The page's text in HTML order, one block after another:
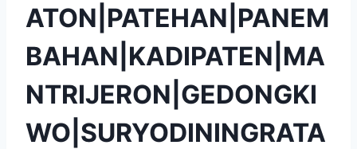
ATON|PATEHAN|PANEM
BAHAN|KADIPATEN|MA
NTRIJERON|GEDONGKI
WO|SURYODININGRATA